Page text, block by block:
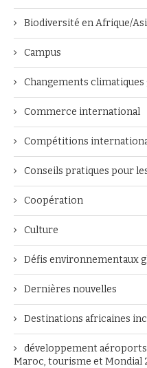
Biodiversité en Afrique/
Campus
Changements climatiques
Commerce international
Compétitions
Conseils pratiques pour
Coopération
Culture
Défis environnementaux
Dernières nouvelles
Destinations africaines
développement
Maroc, tourisme et Mondial